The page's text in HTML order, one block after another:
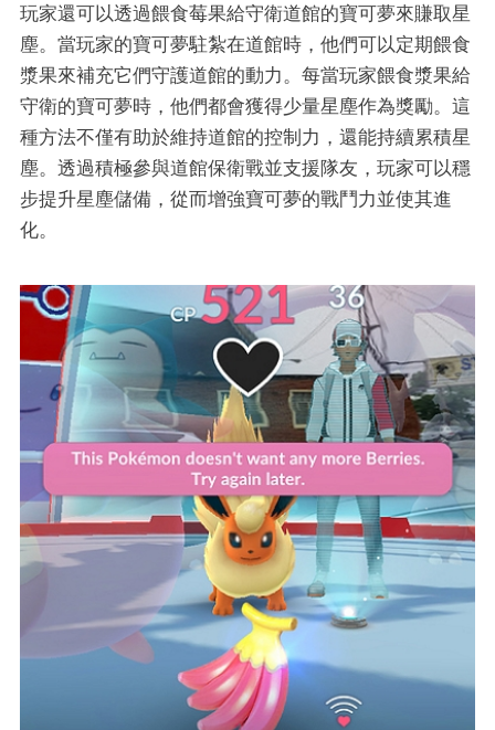
玩家還可以透過餵食莓果給守衛道館的寶可夢來賺取星
塵。當玩家的寶可夢駐紮在道館時，他們可以定期餵食
漿果來補充它們守護道館的動力。每當玩家餵食漿果給
守衛的寶可夢時，他們都會獲得少量星塵作為獎勵。這
種方法不僅有助於維持道館的控制力，還能持續累積星
塵。透過積極參與道館保衛戰並支援隊友，玩家可以穩
步提升星塵儲備，從而增強寶可夢的戰鬥力並使其進
化。